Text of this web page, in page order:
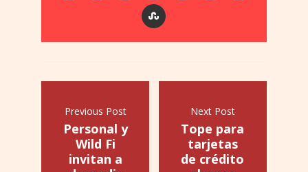
Previous Post
Personal y
Wild Fi
invitan a
Next Post
Tope para
tarjetas
de crédito